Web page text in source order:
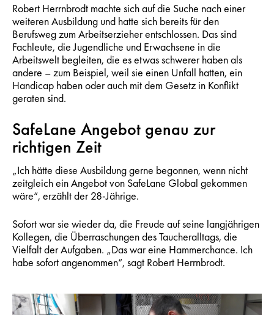
Robert Herrnbrodt machte sich auf die Suche nach einer
weiteren Ausbildung und hatte sich bereits für den
Berufsweg zum Arbeitserzieher entschlossen. Das sind
Fachleute, die Jugendliche und Erwachsene in die
Arbeitswelt begleiten, die es etwas schwerer haben als
andere – zum Beispiel, weil sie einen Unfall hatten, ein
Handicap haben oder auch mit dem Gesetz in Konflikt
geraten sind.
SafeLane Angebot genau zur
richtigen Zeit
„Ich hätte diese Ausbildung gerne begonnen, wenn nicht
zeitgleich ein Angebot von SafeLane Global gekommen
wäre“, erzählt der 28-Jährige.
Sofort war sie wieder da, die Freude auf seine langjährigen
Kollegen, die Überraschungen des Taucheralltags, die
Vielfalt der Aufgaben. „Das war eine Hammerchance. Ich
habe sofort angenommen“, sagt Robert Herrnbrodt.